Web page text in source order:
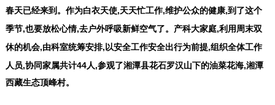
春天已经来到。作为白衣天使,天天忙工作,维护公众的健康,到了这个
季节,也要放松心情,去户外呼吸新鲜空气了。产科大家庭,利用周末双
休的机会,由科室统筹安排,以安全工作安全出行为前提,组织全体工作
人员,协同家属共计44人,参观了湘潭县花石罗汉山下的油菜花海,湘潭
西藏生态顶峰村。